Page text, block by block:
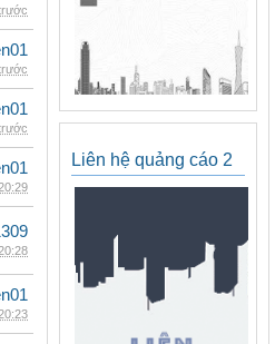
Liên hệ quảng cáo 2